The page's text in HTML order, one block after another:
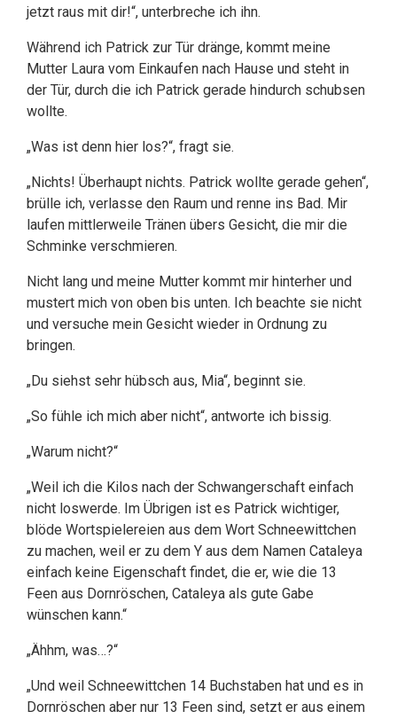
jetzt raus mit dir!“, unterbreche ich ihn.
Während ich Patrick zur Tür dränge, kommt meine
Mutter Laura vom Einkaufen nach Hause und steht in
der Tür, durch die ich Patrick gerade hindurch schubsen
wollte.
„Was ist denn hier los?“, fragt sie.
„Nichts! Überhaupt nichts. Patrick wollte gerade gehen“,
brülle ich, verlasse den Raum und renne ins Bad. Mir
laufen mittlerweile Tränen übers Gesicht, die mir die
Schminke verschmieren.
Nicht lang und meine Mutter kommt mir hinterher und
mustert mich von oben bis unten. Ich beachte sie nicht
und versuche mein Gesicht wieder in Ordnung zu
bringen.
„Du siehst sehr hübsch aus, Mia“, beginnt sie.
„So fühle ich mich aber nicht“, antworte ich bissig.
„Warum nicht?“
„Weil ich die Kilos nach der Schwangerschaft einfach
nicht loswerde. Im Übrigen ist es Patrick wichtiger,
blöde Wortspielereien aus dem Wort Schneewittchen
zu machen, weil er zu dem Y aus dem Namen Cataleya
einfach keine Eigenschaft findet, die er, wie die 13
Feen aus Dornröschen, Cataleya als gute Gabe
wünschen kann.“
„Ähhm, was…?“
„Und weil Schneewittchen 14 Buchstaben hat und es in
Dornröschen aber nur 13 Feen sind, setzt er aus einem